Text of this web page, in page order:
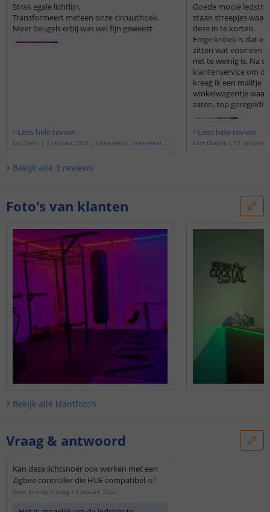
Strak egale lichtlijn,
Transformeert meteen onze circuuthoek.
Meer beugels erbij was wel fijn geweest
Lees hele review
Luc Dierx | 1 januari 2026 | Gebaseerd o
lees meer...
Goede mooie
staan streepjes
deze in te korten.
Enige kritiek is dat
zitten wat voor een
net te weinig is. Na
klantenservice om
kreeg ik een mailtje
winkelwagentje
zaten, top geregeld!
Lees hele review
Lars Dudink | 11 januari
Bekijk alle 3 reviews
Foto's van klanten
Bekijk alle klantfoto’s
Vraag & antwoord
Kan deze lichtsnoer ook werken met een
Zigbee controller die HUE compatibel is?
Door Kris op vrijdag 14 januari 2022